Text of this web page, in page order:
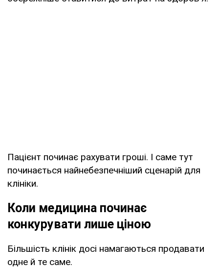
Пацієнт починає рахувати гроші. І саме тут
починається найнебезпечніший сценарій для
клініки.
Коли медицина починає
конкурувати лише ціною
Більшість клінік досі намагаються продавати
одне й те саме.